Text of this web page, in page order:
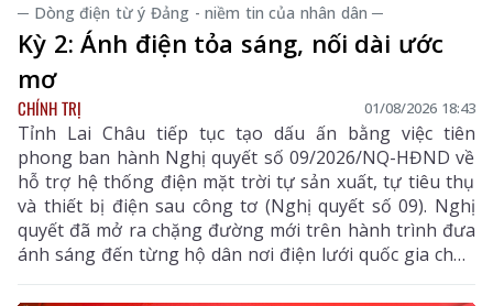
─ Dòng điện từ ý Đảng - niềm tin của nhân dân ─
Kỳ 2: Ánh điện tỏa sáng, nối dài ước
mơ
CHÍNH TRỊ 01/08/2026 18:43
Tỉnh Lai Châu tiếp tục tạo dấu ấn bằng việc tiên
phong ban hành Nghị quyết số 09/2026/NQ-HĐND về
hỗ trợ hệ thống điện mặt trời tự sản xuất, tự tiêu thụ
và thiết bị điện sau công tơ (Nghị quyết số 09). Nghị
quyết đã mở ra chặng đường mới trên hành trình đưa
ánh sáng đến từng hộ dân nơi điện lưới quốc gia chưa
thể vươn tới.